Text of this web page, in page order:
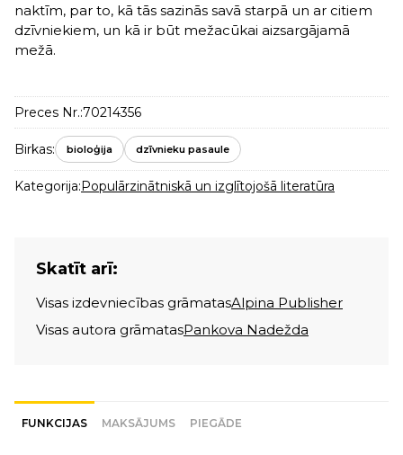
naktīm, par to, kā tās sazinās savā starpā un ar citiem
dzīvniekiem, un kā ir būt mežacūkai aizsargājamā
mežā.
Preces Nr.:70214356
Birkas: bioloģija dzīvnieku pasaule
Kategorija:Populārzinātniskā un izglītojošā literatūra
Skatīt arī:
Visas izdevniecības grāmatasAlpina Publisher
Visas autora grāmatasPankova Nadežda
FUNKCIJAS MAKSĀJUMS PIEGĀDE